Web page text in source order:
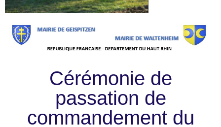
Cérémonie de
passation de
commandement du